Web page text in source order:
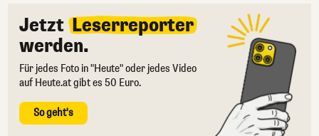
Jetzt Leserreporter
werden.
Für jedes Foto in "Heute" oder jedes Video
auf Heute.at gibt es 50 Euro.
So geht's